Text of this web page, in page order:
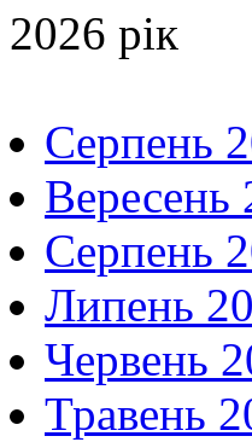
2026 рік
Серпень
Вересень
Серпень
Липень
Червень
Травень